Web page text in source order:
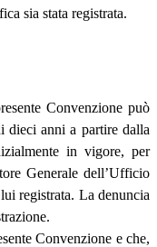
sia stata registrata.
Convenzione può
dieci anni a partire dalla
in vigore, per
Generale dell’Ufficio
registrata. La denuncia
Convenzione e che,